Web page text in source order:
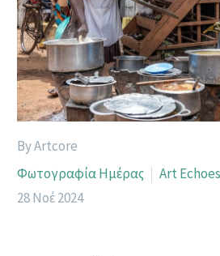
By Artcore
Φωτογραφία Ημέρας
Art Echoes
28 Νοέ 2024